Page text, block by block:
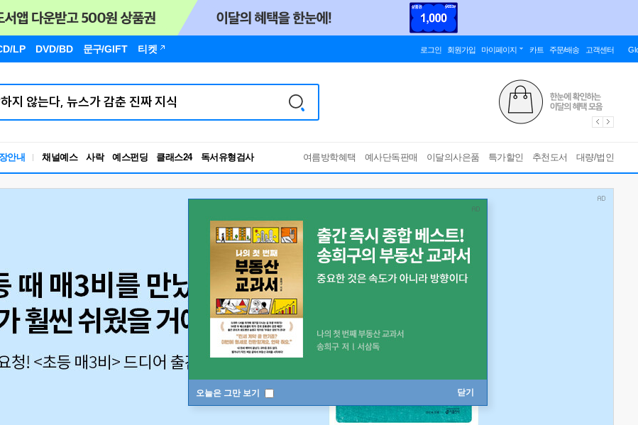
LP DVD/BD 문구/GIFT 티켓 로그인 회원가입 마이페이지 카트 주문/배송 고객센터
안내 채널예스 사락 예스펀딩 클래스24
RBTI Lab
독서유형검사
여름방학혜택 예사단독판매 이달의사은품 특가할인 추천도서 대량/법인
오늘은 그만 보기 닫기